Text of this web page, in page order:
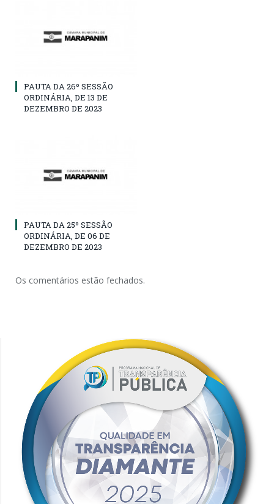
PAUTA DA 26º SESSÃO
ORDINÁRIA, DE 13 DE
DEZEMBRO DE 2023
PAUTA DA 25º SESSÃO
ORDINÁRIA, DE 06 DE
DEZEMBRO DE 2023
Os comentários estão fechados.